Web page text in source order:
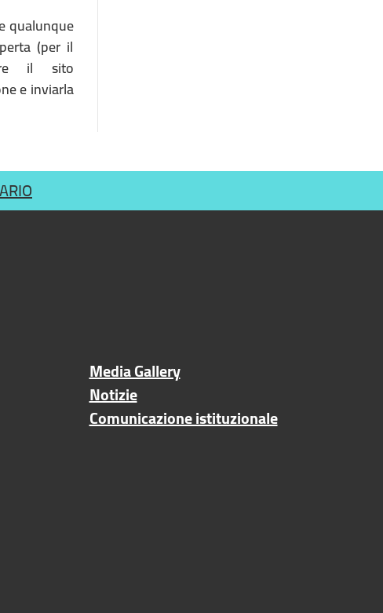
qualunque
(per il
il sito
e inviarla
Media Gallery
Notizie
Comunicazione istituzionale